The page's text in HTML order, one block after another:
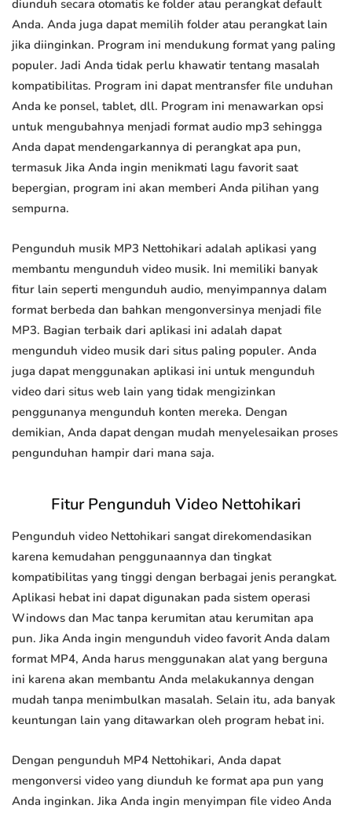
diunduh secara otomatis ke folder atau perangkat default
Anda. Anda juga dapat memilih folder atau perangkat lain
jika diinginkan. Program ini mendukung format yang paling
populer. Jadi Anda tidak perlu khawatir tentang masalah
kompatibilitas. Program ini dapat mentransfer file unduhan
Anda ke ponsel, tablet, dll. Program ini menawarkan opsi
untuk mengubahnya menjadi format audio mp3 sehingga
Anda dapat mendengarkannya di perangkat apa pun,
termasuk Jika Anda ingin menikmati lagu favorit saat
bepergian, program ini akan memberi Anda pilihan yang
sempurna.
Pengunduh musik MP3 Nettohikari adalah aplikasi yang
membantu mengunduh video musik. Ini memiliki banyak
fitur lain seperti mengunduh audio, menyimpannya dalam
format berbeda dan bahkan mengonversinya menjadi file
MP3. Bagian terbaik dari aplikasi ini adalah dapat
mengunduh video musik dari situs paling populer. Anda
juga dapat menggunakan aplikasi ini untuk mengunduh
video dari situs web lain yang tidak mengizinkan
penggunanya mengunduh konten mereka. Dengan
demikian, Anda dapat dengan mudah menyelesaikan proses
pengunduhan hampir dari mana saja.
Fitur Pengunduh Video Nettohikari
Pengunduh video Nettohikari sangat direkomendasikan
karena kemudahan penggunaannya dan tingkat
kompatibilitas yang tinggi dengan berbagai jenis perangkat.
Aplikasi hebat ini dapat digunakan pada sistem operasi
Windows dan Mac tanpa kerumitan atau kerumitan apa
pun. Jika Anda ingin mengunduh video favorit Anda dalam
format MP4, Anda harus menggunakan alat yang berguna
ini karena akan membantu Anda melakukannya dengan
mudah tanpa menimbulkan masalah. Selain itu, ada banyak
keuntungan lain yang ditawarkan oleh program hebat ini.
Dengan pengunduh MP4 Nettohikari, Anda dapat
mengonversi video yang diunduh ke format apa pun yang
Anda inginkan. Jika Anda ingin menyimpan file video Anda